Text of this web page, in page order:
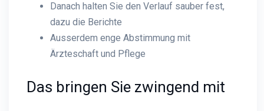
Danach halten Sie den Verlauf sauber fest,
dazu die Berichte
Ausserdem enge Abstimmung mit
Ärzteschaft und Pflege
Das bringen Sie zwingend mit